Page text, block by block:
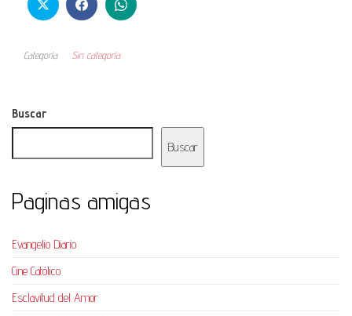
Categoría Sin categoría
Buscar
Buscar
Paginas amigas
Evangelio Diario
Cine Católico
Esclavitud del Amor